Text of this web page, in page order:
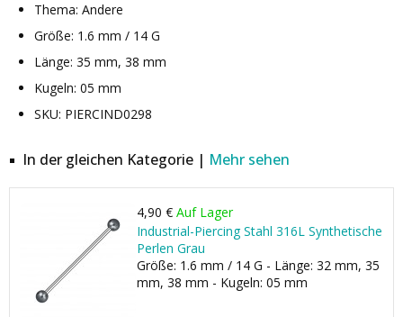
Thema: Andere
Größe: 1.6 mm / 14 G
Länge: 35 mm, 38 mm
Kugeln: 05 mm
SKU: PIERCIND0298
In der gleichen Kategorie | Mehr sehen
4,90 € Auf Lager
Industrial-Piercing Stahl 316L Synthetische
Perlen Grau
Größe: 1.6 mm / 14 G - Länge: 32 mm, 35
mm, 38 mm - Kugeln: 05 mm